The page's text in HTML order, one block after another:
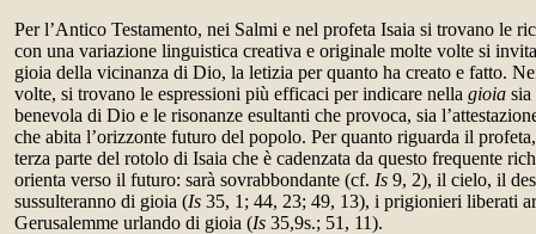
Per l’Antico Testamento, nei Salmi e nel profeta Isaia si trovano le
con una variazione linguistica creativa e originale molte volte si
gioia della vicinanza di Dio, la letizia per quanto ha creato e fatto.
volte, si trovano le espressioni più efficaci per indicare nella gioia sia
benevola di Dio e le risonanze esultanti che provoca, sia
che abita l’orizzonte futuro del popolo. Per quanto riguarda il
terza parte del rotolo di Isaia che è cadenzata da questo frequente
orienta verso il futuro: sarà sovrabbondante (cf. Is 9, 2), il cielo, il
sussulteranno di gioia (Is 35, 1; 44, 23; 49, 13), i prigionieri liberati
Gerusalemme urlando di gioia (Is 35,9s.; 51, 11).